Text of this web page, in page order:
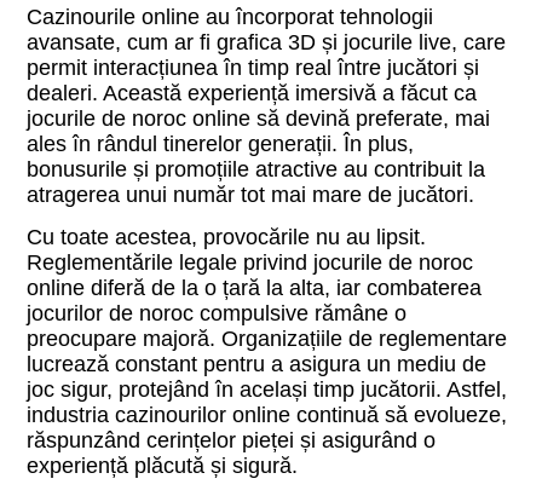
Cazinourile online au încorporat tehnologii
avansate, cum ar fi grafica 3D și jocurile live, care
permit interacțiunea în timp real între jucători și
dealeri. Această experiență imersivă a făcut ca
jocurile de noroc online să devină preferate, mai
ales în rândul tinerelor generații. În plus,
bonusurile și promoțiile atractive au contribuit la
atragerea unui număr tot mai mare de jucători.
Cu toate acestea, provocările nu au lipsit.
Reglementările legale privind jocurile de noroc
online diferă de la o țară la alta, iar combaterea
jocurilor de noroc compulsive rămâne o
preocupare majoră. Organizațiile de reglementare
lucrează constant pentru a asigura un mediu de
joc sigur, protejând în același timp jucătorii. Astfel,
industria cazinourilor online continuă să evolueze,
răspunzând cerințelor pieței și asigurând o
experiență plăcută și sigură.